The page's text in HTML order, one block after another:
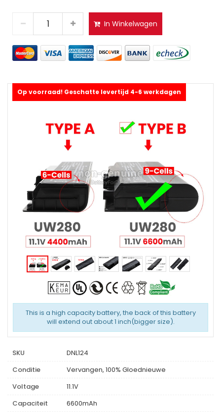
In Winkelwagen
This is a high capacity battery, the back of this battery
will extend out about 1 inch(bigger size).
Op voorraad! Geschatte levertijd 4-6 werkdagen
SKU
DNL124
Conditie
Vervangen, 100% Gloednieuwe
Voltage
11.1V
Capaciteit
6600mAh